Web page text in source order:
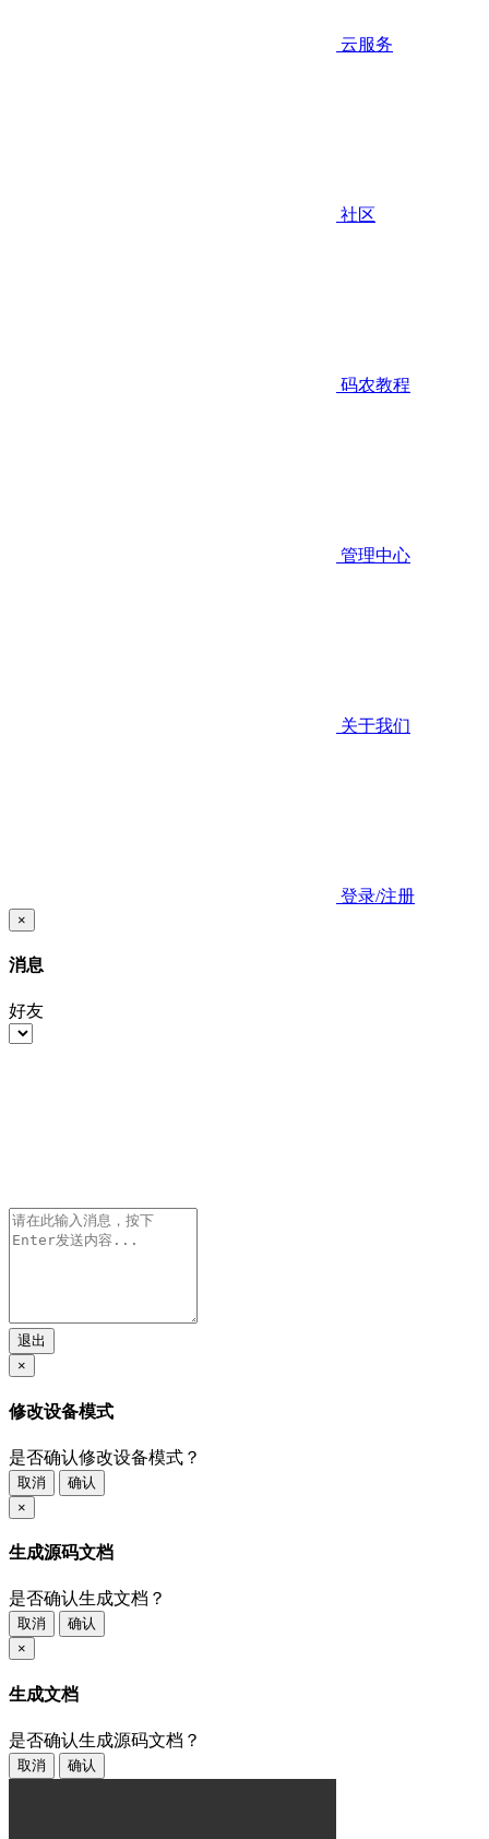
云服务
社区
码农教程
管理中心
关于我们
登录/注册
×
消息
好友
退出
×
修改设备模式
是否确认修改设备模式？
取消
确认
×
生成源码文档
是否确认生成文档？
取消
确认
×
生成文档
是否确认生成源码文档？
取消 确认